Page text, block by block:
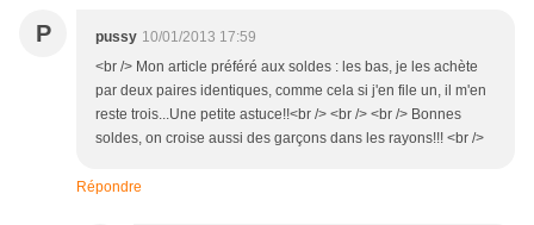
P pussy 10/01/2013 17:59
<br /> Mon article préféré aux soldes : les bas, je les achète
par deux paires identiques, comme cela si j'en file un, il m'en
reste trois...Une petite astuce!!<br /> <br /> <br /> Bonnes
soldes, on croise aussi des garçons dans les rayons!!! <br />
Répondre